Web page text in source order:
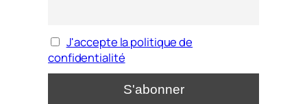
J'accepte la politique de
confidentialité